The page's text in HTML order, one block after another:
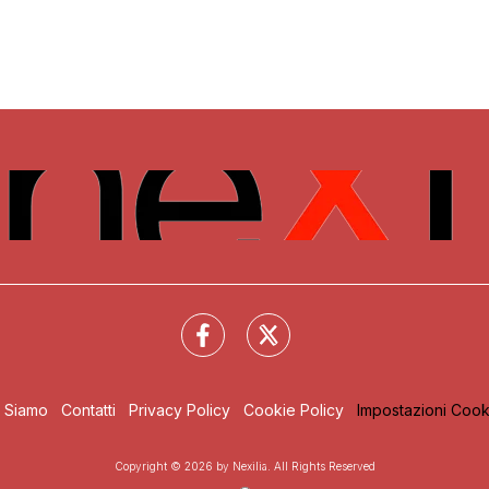
Siamo Contatti Privacy Policy Cookie Policy Impostazioni
Copyright © 2026 by Nexilia. All Rights Reserved